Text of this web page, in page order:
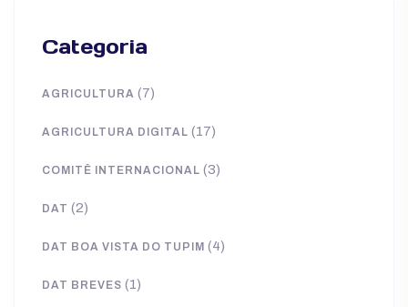
Categoria
AGRICULTURA (7)
AGRICULTURA DIGITAL (17)
COMITÊ INTERNACIONAL (3)
DAT (2)
DAT BOA VISTA DO TUPIM (4)
DAT BREVES (1)